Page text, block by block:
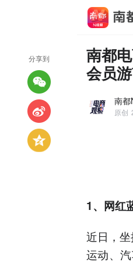
南都
会员
南都
原创
1、网红
近日，
运动、
分享到